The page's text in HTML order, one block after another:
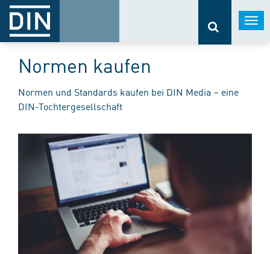
Normen kaufen
Normen und Standards kaufen bei DIN Media – eine
DIN-Tochtergesellschaft